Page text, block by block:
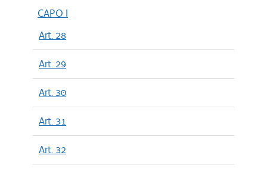
CAPO I
Art. 28
Art. 29
Art. 30
Art. 31
Art. 32